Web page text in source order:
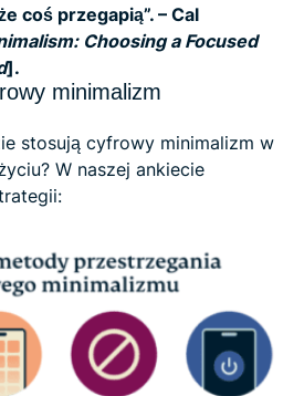
coś przegapią”. – Cal
Choosing a Focused
].
minimalizm
stosują cyfrowy minimalizm w
W naszej ankiecie